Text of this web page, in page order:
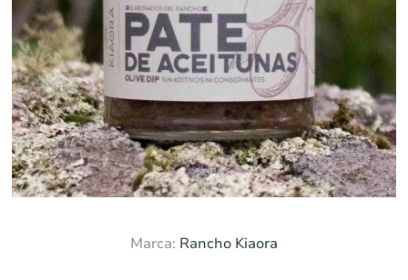
Marca: Rancho Kiaora